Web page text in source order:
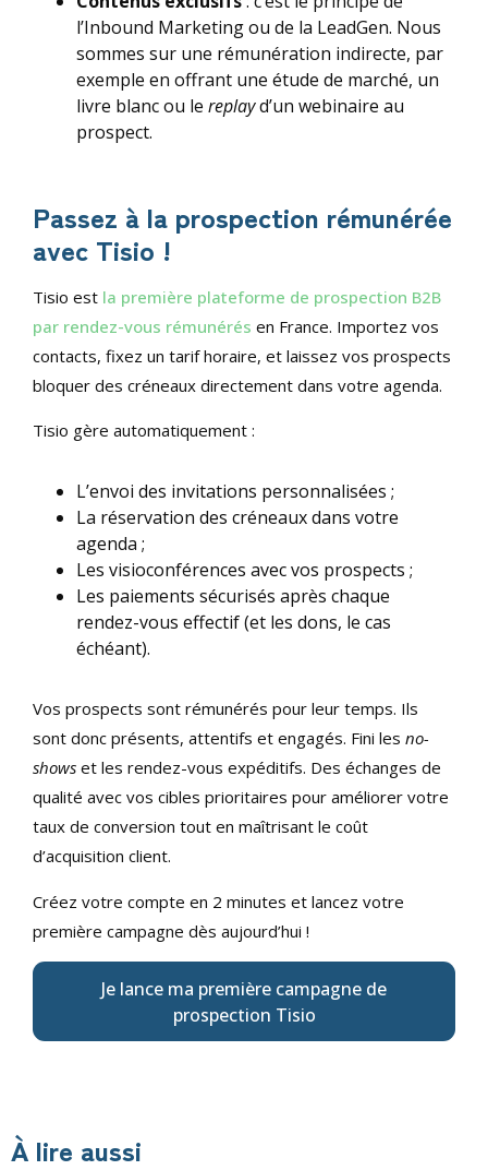
l’Inbound Marketing ou de la LeadGen. Nous
sommes sur une rémunération indirecte, par
exemple en offrant une étude de marché, un
livre blanc ou le replayd’un webinaire au
prospect.
Passez à la prospection rémunérée
avec Tisio !
Tisio est la première plateforme de prospection B2B
par rendez-vous rémunérés en France. Importez vos
contacts, fixez un tarif horaire, et laissez vos prospects
bloquer des créneaux directement dans votre agenda.
Tisio gère automatiquement :
L’envoi des invitations personnalisées ;
La réservation des créneaux dans votre
agenda ;
Les visioconférences avec vos prospects ;
Les paiements sécurisés après chaque
rendez-vous effectif (et les dons, le cas
échéant).
Vos prospects sont rémunérés pour leur temps. Ils
sont donc présents, attentifs et engagés. Fini les no-
shows et les rendez-vous expéditifs. Des échanges de
qualité avec vos cibles prioritaires pour améliorer votre
taux de conversion tout en maîtrisant le coût
d’acquisition client.
Créez votre compte en 2 minutes et lancez votre
première campagne dès aujourd’hui !
Je lance ma première campagne de
prospection Tisio
À lire aussi